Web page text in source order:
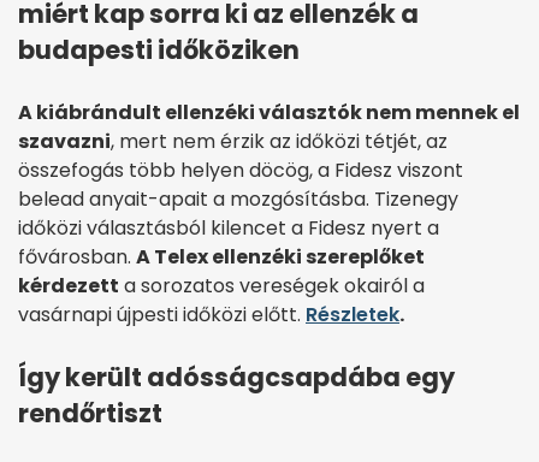
miért kap sorra ki az ellenzék a
budapesti időköziken
A kiábrándult ellenzéki választók nem mennek el
szavazni, mert nem érzik az időközi tétjét, az
összefogás több helyen döcög, a Fidesz viszont
belead anyait-apait a mozgósításba. Tizenegy
időközi választásból kilencet a Fidesz nyert a
fővárosban. A Telex ellenzéki szereplőket
kérdezett a sorozatos vereségek okairól a
vasárnapi újpesti időközi előtt. Részletek.
Így került adósságcsapdába egy
rendőrtiszt